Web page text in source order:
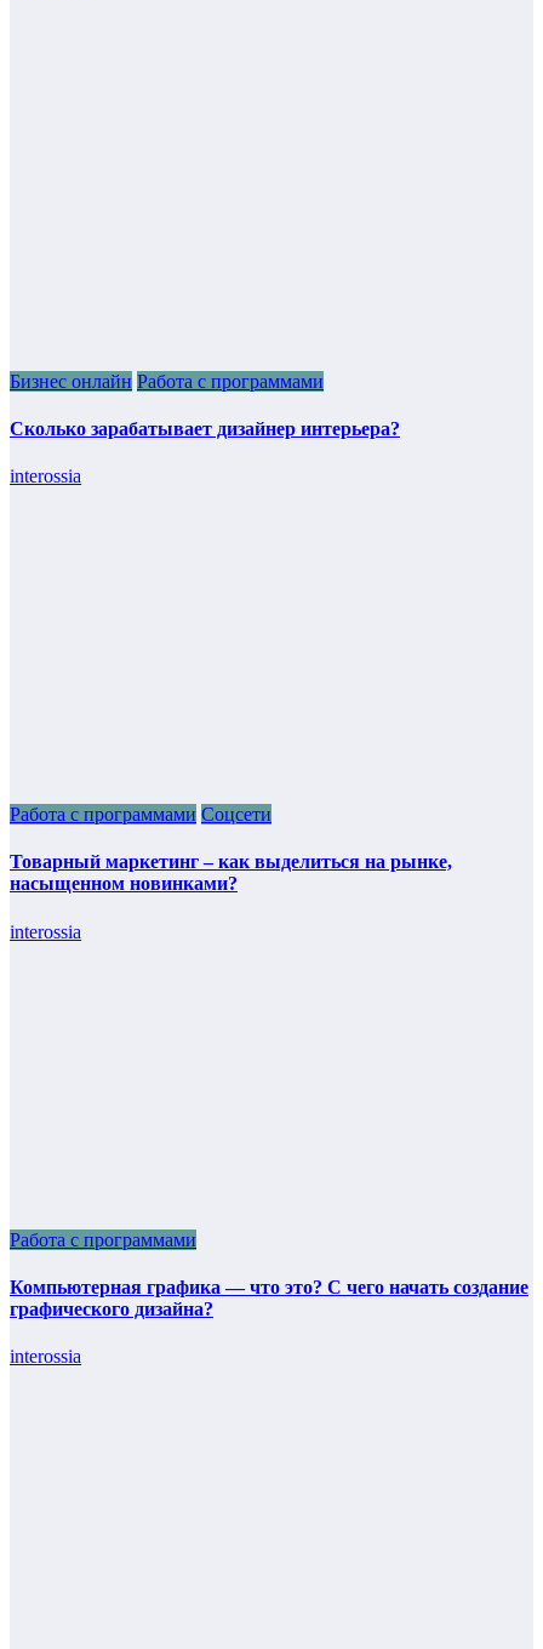
Бизнес онлайн Работа с программами
Сколько зарабатывает дизайнер интерьера?
interossia
Работа с программами Соцсети
Товарный маркетинг – как выделиться на рынке,
насыщенном новинками?
interossia
Работа с программами
Компьютерная графика — что это? С чего начать создание
графического дизайна?
interossia